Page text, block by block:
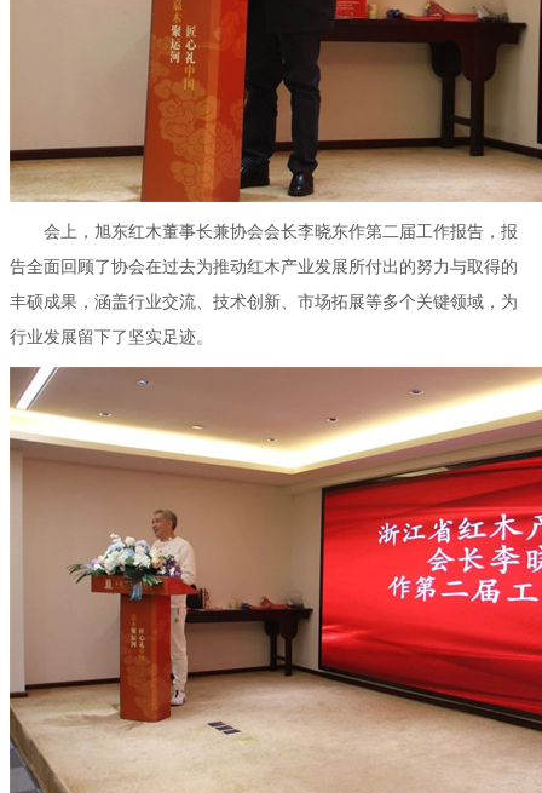
会上，旭东红木董事长兼协会会长李晓东作第二届工作报告，报
告全面回顾了协会在过去为推动红木产业发展所付出的努力与取得的
丰硕成果，涵盖行业交流、技术创新、市场拓展等多个关键领域，为
行业发展留下了坚实足迹。